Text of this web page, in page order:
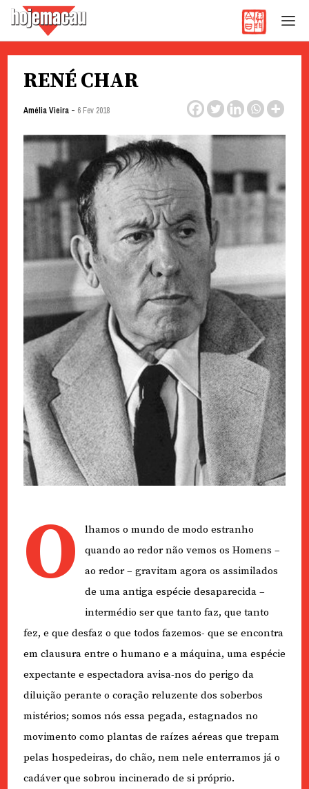
RENÉ CHAR
Amélia Vieira- 6 Fev 2018
O
lhamos o mundo de modo estranho
quando ao redor não vemos os Homens –
ao redor – gravitam agora os assimilados
de uma antiga espécie desaparecida –
intermédio ser que tanto faz, que tanto
fez, e que desfaz o que todos fazemos- que se encontra
em clausura entre o humano e a máquina, uma espécie
expectante e espectadora avisa-nos do perigo da
diluição perante o coração reluzente dos soberbos
mistérios; somos nós essa pegada, estagnados no
movimento como plantas de raízes aéreas que trepam
pelas hospedeiras, do chão, nem nele enterramos já o
cadáver que sobrou incinerado de si próprio.